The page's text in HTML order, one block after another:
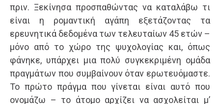
πριν. Ξεκίνησα προσπαθώντας να καταλάβω τι
είναι η ρομαντική αγάπη εξετάζοντας τα
ερευνητικά δεδομένα των τελευταίων 45 ετών –
μόνο από το χώρο της ψυχολογίας και, όπως
φάνηκε, υπάρχει μια πολύ συγκεκριμένη ομάδα
πραγμάτων που συμβαίνουν όταν ερωτευόμαστε.
Το πρώτο πράγμα που γίνεται είναι αυτό που
ονομάζω – το άτομο αρχίζει να ασχολείται μ’